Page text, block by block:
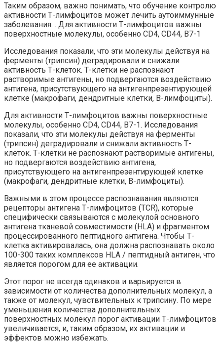
Таким образом, важно понимать, что обучение контролю
активности Т-лимфоцитов может лечить аутоиммунные
заболевания. . Для активности Т-лимфоцитов важны
поверхностные молекулы, особенно CD4, CD44, B7-1
Исследования показали, что эти молекулы действуя на
ферменты (трипсин) деградировали и снижали
активность Т-клеток. Т-клетки не распознают
растворимые антигены, но подвергаются воздействию
антигена, присутствующего на антигенпрезентирующей
клетке (макрофаги, дендритные клетки, В-лимфоциты).
Для активности Т-лимфоцитов важны поверхностные
молекулы, особенно CD4, CD44, B7-1. Исследования
показали, что эти молекулы действуя на ферменты
(трипсин) деградировали и снижали активность Т-
клеток. Т-клетки не распознают растворимые антигены,
но подвергаются воздействию антигена,
присутствующего на антигенпрезентирующей клетке
(макрофаги, дендритные клетки, В-лимфоциты).
Важными в этом процессе распознавания являются
рецепторы антигена Т-лимфоцитов (TCR), которые
специфически связываются с молекулой основного
антигена тканевой совместимости (HLA) и фрагментом
процессированного пептидного антигена. Чтобы Т-
клетка активировалась, она должна распознавать около
100-300 таких комплексов HLA / пептидный антиген, что
является порогом для ее активации.
Этот порог не всегда одинаков и варьируется в
зависимости от количества дополнительных молекул, а
также от молекул, чувствительных к трипсину. По мере
уменьшения количества дополнительных
поверхностных молекул порог активации Т-лимфоцитов
увеличивается, и, таким образом, их активации и
эффектов можно избежать.